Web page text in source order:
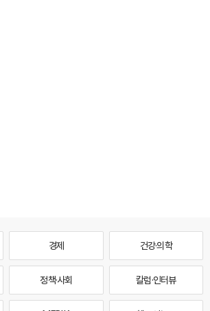
경제 건강·의학
정책·사회 칼럼·인터뷰